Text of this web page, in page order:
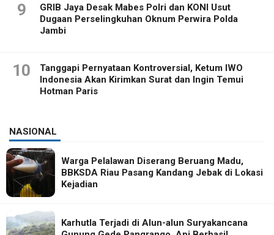
9
GRIB Jaya Desak Mabes Polri dan KONI Usut
Dugaan Perselingkuhan Oknum Perwira Polda
Jambi
10
Tanggapi Pernyataan Kontroversial, Ketum IWO
Indonesia Akan Kirimkan Surat dan Ingin Temui
Hotman Paris
NASIONAL
Warga Pelalawan Diserang Beruang Madu,
BBKSDA Riau Pasang Kandang Jebak di Lokasi
Kejadian
Karhutla Terjadi di Alun-alun Suryakancana